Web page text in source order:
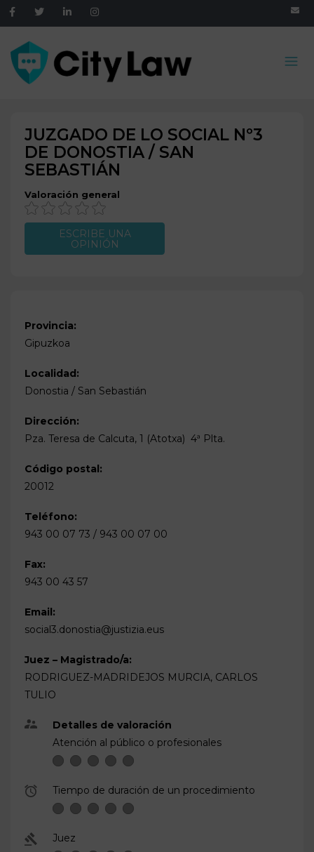
JUZGADO DE LO SOCIAL Nº3
DE DONOSTIA / SAN
SEBASTIÁN
Valoración general
ESCRIBE UNA
OPINIÓN
Provincia:
Gipuzkoa
Localidad:
Donostia / San Sebastián
Dirección:
Pza. Teresa de Calcuta, 1 (Atotxa)  4ª Plta.
Código postal:
20012
Teléfono:
943 00 07 73 / 943 00 07 00
Fax:
943 00 43 57
Email:
social3.donostia@justizia.eus
Juez – Magistrado/a:
RODRIGUEZ-MADRIDEJOS MURCIA, CARLOS
TULIO
Detalles de valoración
Atención al público o profesionales
Tiempo de duración de un procedimiento
Juez